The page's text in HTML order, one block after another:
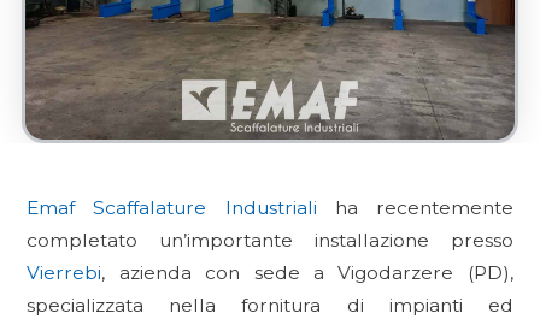
Emaf Scaffalature Industriali ha recentemente
completato un’importante installazione presso
Vierrebi, azienda con sede a Vigodarzere (PD),
specializzata nella fornitura di impianti ed